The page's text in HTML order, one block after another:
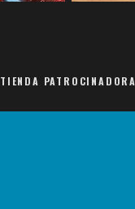
TIENDA PATROCINADORA